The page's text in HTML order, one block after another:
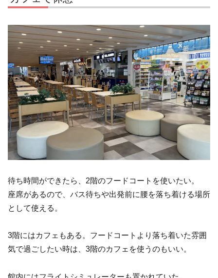
待ち時間ができたら、2階のフードコートを使いたい。
座席があるので、バス待ちや出発前に腰を落ち着ける場所
として使える。
3階にはカフェもある。フードコートより落ち着いた雰囲
気で過ごしたい時は、3階のカフェを使うのもいい。